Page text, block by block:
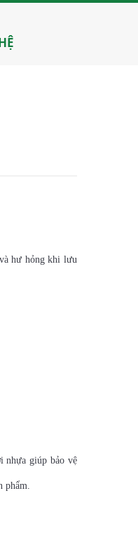
hư hỏng khi lưu
nhựa giúp bảo vệ